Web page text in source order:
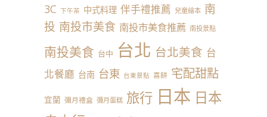
3C 下午茶 中式料理 伴手禮推薦 兒童繪本 南
投 南投市美食 南投市美食推薦 南投景點
南投美食 台中 台北 台北美食 台
北餐廳 台南 台東 台東景點 喜餅 宅配甜點
宜蘭 彌月禮盒 彌月蛋糕 旅行 日本 日本